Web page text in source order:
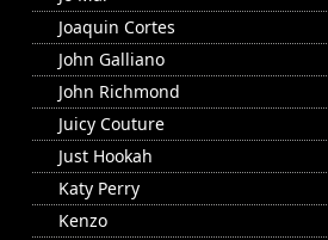
Joaquin Cortes
John Galliano
John Richmond
Juicy Couture
Just Hookah
Katy Perry
Kenzo